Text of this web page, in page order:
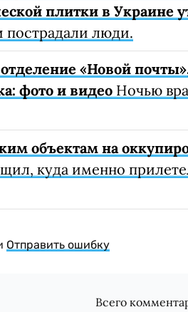
плитки в Украине
пострадали люди.
«Новой
фото и видео Ночью
объектам на
куда именно
Отправить ошибку
Всего